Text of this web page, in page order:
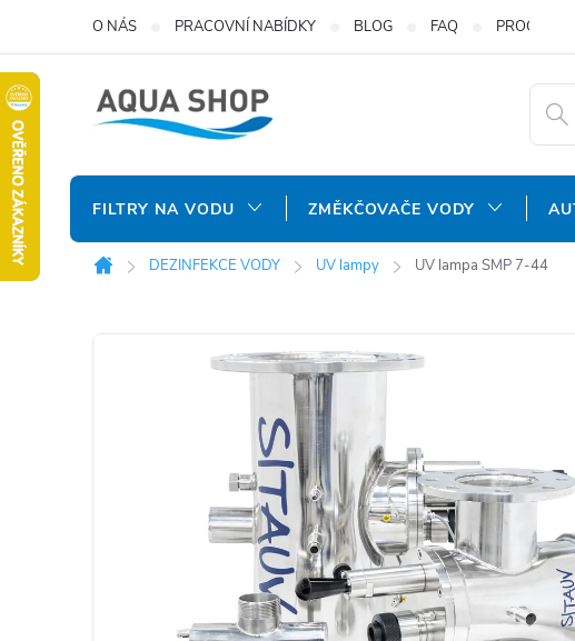
obsah
O NÁS PRACOVNÍ NABÍDKY BLOG FAQ PROČ
FILTRY NA VODU ZMĚKČOVAČE VODY
Domů
DEZINFEKCE VODY UV lampy UV lampa SMP 7-44